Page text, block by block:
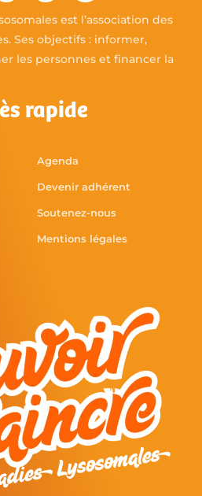
est l’association des
Ses objectifs : informer,
les personnes et financer la
rapide
Agenda
Devenir adhérent
Soutenez-nous
Mentions légales